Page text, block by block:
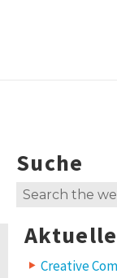
Suche
Search
Creative